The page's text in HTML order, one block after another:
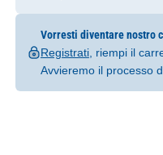
Vorresti diventare nostro
Registrati, riempi il
Avvieremo il processo